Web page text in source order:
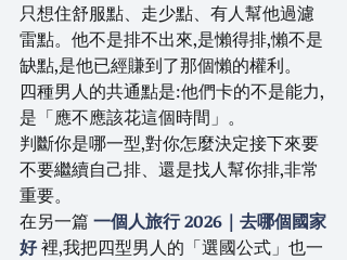
只想住舒服點、走少點、有人幫他過濾
雷點。他不是排不出來,是懶得排,懶不是
缺點,是他已經賺到了那個懶的權利。
四種男人的共通點是:他們卡的不是能力,
是「應不應該花這個時間」。
判斷你是哪一型,對你怎麼決定接下來要
不要繼續自己排、還是找人幫你排,非常
重要。
在另一篇 一個人旅行 2026｜去哪個國家
好 裡,我把四型男人的「選國公式」也一